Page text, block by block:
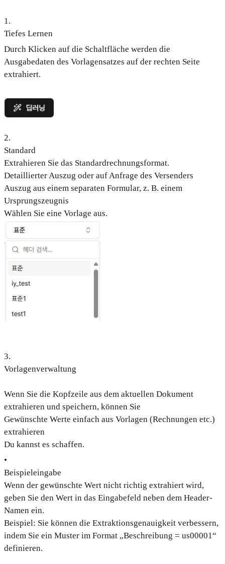
1 .
Tiefes Lernen
Durch Klicken auf die Schaltfläche werden die
Ausgabedaten des Vorlagensatzes auf der rechten Seite
extrahiert.
2.
Standard
Extrahieren Sie das Standardrechnungsformat.
Detaillierter Auszug oder auf Anfrage des Versenders
Auszug aus einem separaten Formular, z. B. einem
Ursprungszeugnis
Wählen Sie eine Vorlage aus.
3.
Vorlagenverwaltung
Wenn Sie die Kopfzeile aus dem aktuellen Dokument
extrahieren und speichern, können Sie
Gewünschte Werte einfach aus Vorlagen (Rechnungen etc.)
extrahieren
Du kannst es schaffen.
•
Beispieleingabe
Wenn der gewünschte Wert nicht richtig extrahiert wird,
geben Sie den Wert in das Eingabefeld neben dem Header-
Namen ein.
Beispiel: Sie können die Extraktionsgenauigkeit verbessern,
indem Sie ein Muster im Format „Beschreibung = us00001“
definieren.